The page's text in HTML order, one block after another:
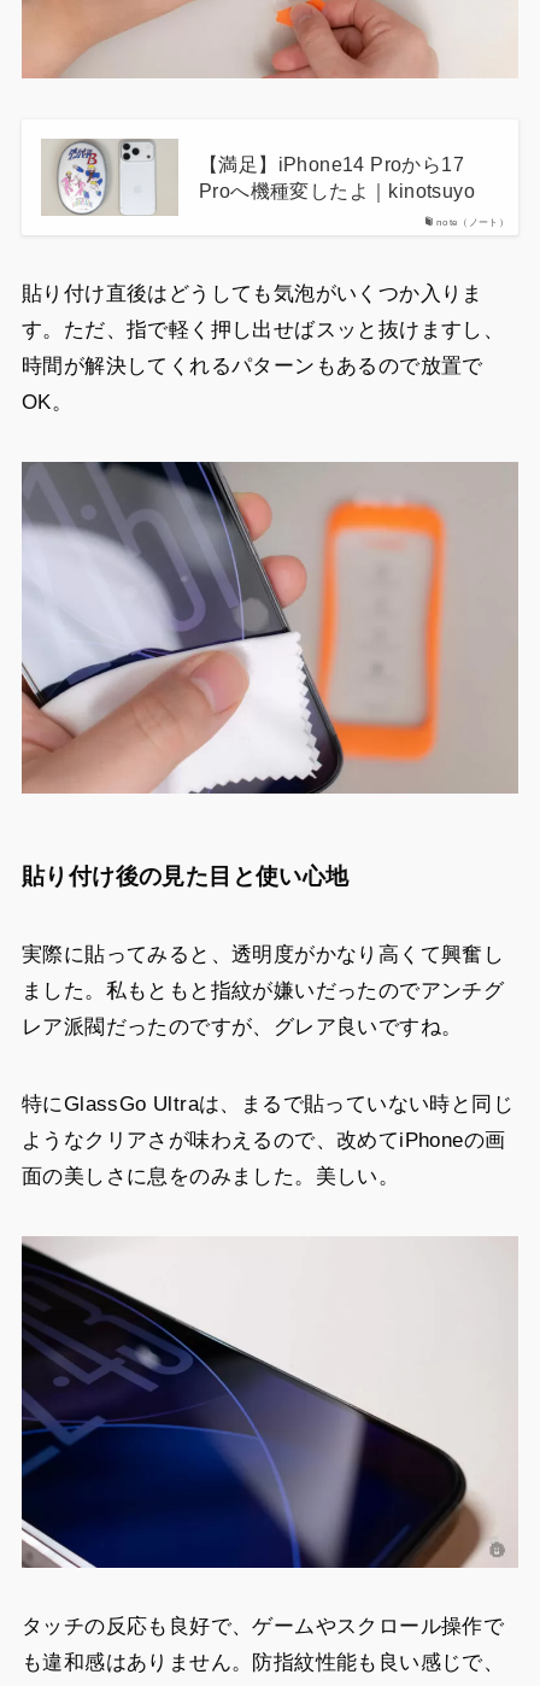
note（ノート）
【満足】iPhone14 Proから17
Proへ機種変したよ｜kinotsuyo
貼り付け直後はどうしても気泡がいくつか入りま
す。ただ、指で軽く押し出せばスッと抜けますし、
時間が解決してくれるパターンもあるので放置で
OK。
貼り付け後の見た目と使い心地
実際に貼ってみると、透明度がかなり高くて興奮し
ました。私もともと指紋が嫌いだったのでアンチグ
レア派閥だったのですが、グレア良いですね。
特にGlassGo Ultraは、まるで貼っていない時と同じ
ようなクリアさが味わえるので、改めてiPhoneの画
面の美しさに息をのみました。美しい。
タッチの反応も良好で、ゲームやスクロール操作で
も違和感はありません。防指紋性能も良い感じで、